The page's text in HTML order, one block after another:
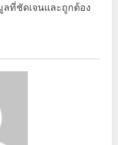
ที่ชัดเจนและถูกต้อง